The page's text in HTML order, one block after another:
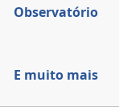
Observatório
E muito mais